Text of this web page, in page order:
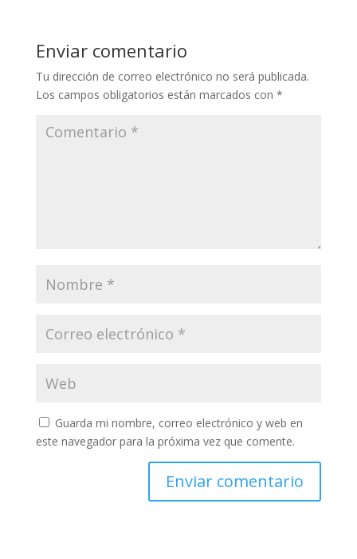
Enviar comentario
Tu dirección de correo electrónico no será publicada.
Los campos obligatorios están marcados con *
Guarda mi nombre, correo electrónico y web en
este navegador para la próxima vez que comente.